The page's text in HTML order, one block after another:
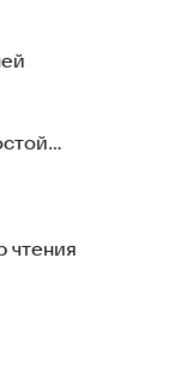
чтения